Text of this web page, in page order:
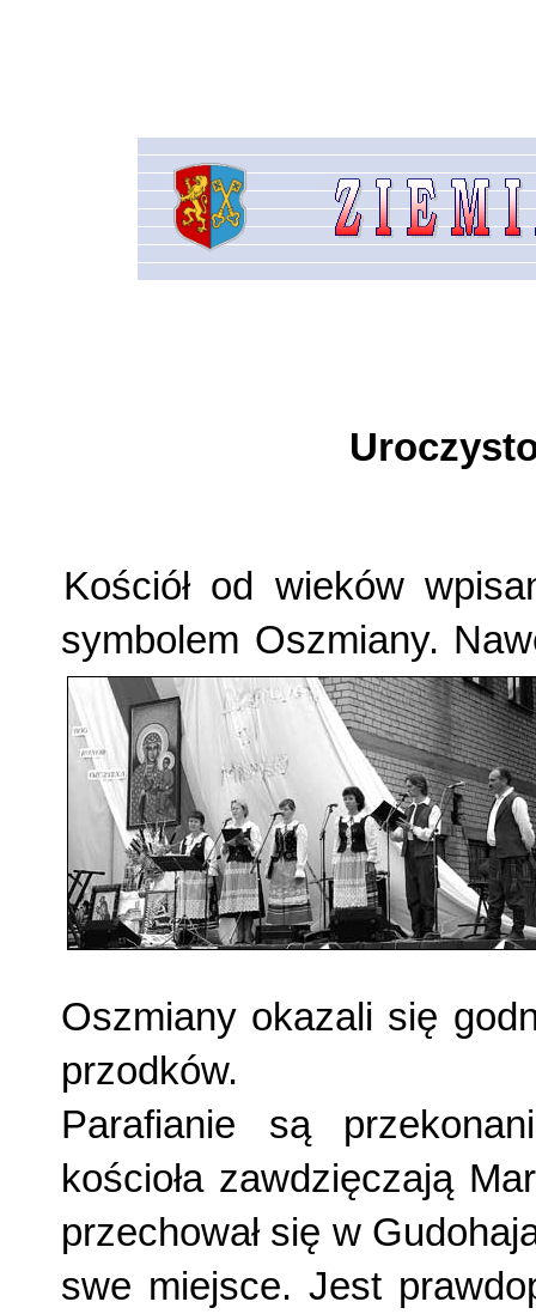
Kościół od wieków
symbolem Oszmiany.
Oszmiany okazali się
przodków.
Parafianie są
kościoła zawdzię­czają
przechował się w
swe miejsce. Jest